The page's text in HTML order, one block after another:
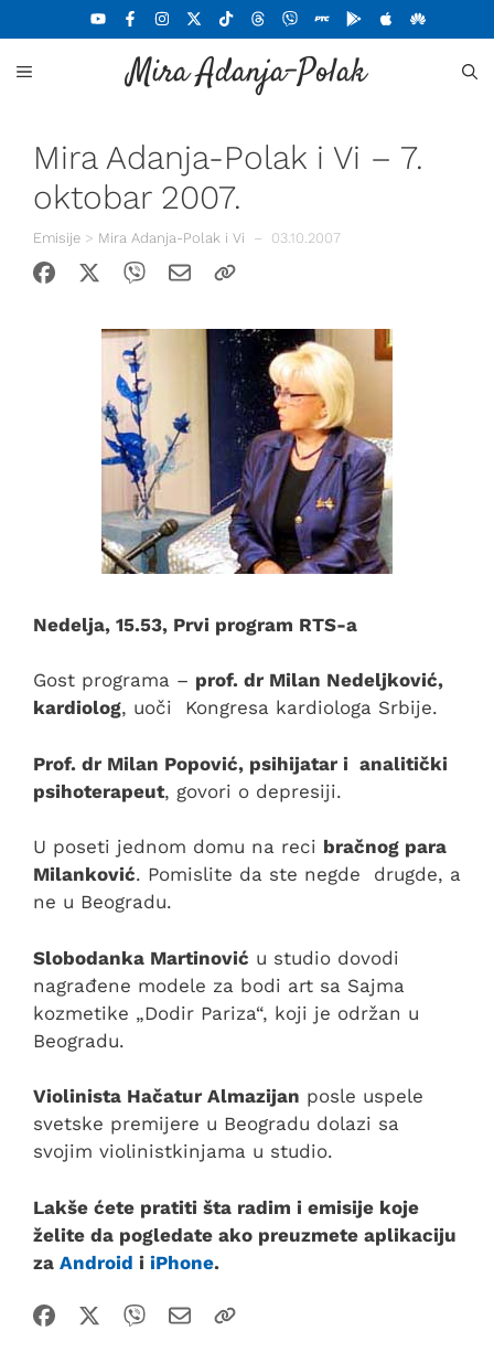
na
sadržaj
Mira Adanja-Polak
MENU
Mira Adanja-Polak i Vi – 7.
oktobar 2007.
Emisije > Mira Adanja-Polak i Vi – 03.10.2007
Nedelja, 15.53, Prvi program RTS-a
Gost programa – prof. dr Milan Nedeljković,
kardiolog, uoči Kongresa kardiologa Srbije.
Prof. dr Milan Popović, psihijatar i analitički
psihoterapeut, govori o depresiji.
U poseti jednom domu na reci bračnog para
Milanković. Pomislite da ste negde drugde, a
ne u Beogradu.
Slobodanka Martinović u studio dovodi
nagrađene modele za bodi art sa Sajma
kozmetike „Dodir Pariza“, koji je održan u
Beogradu.
Violinista Hačatur Almazijan posle uspele
svetske premijere u Beogradu dolazi sa
svojim violinistkinjama u studio.
Lakše ćete pratiti šta radim i emisije koje
želite da pogledate ako preuzmete aplikaciju
za Android i iPhone.